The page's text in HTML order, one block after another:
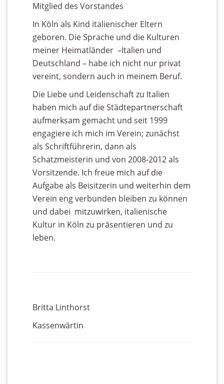
Mitglied des Vorstandes
In Köln als Kind italienischer Eltern
geboren. Die Sprache und die Kulturen
meiner Heimatländer –Italien und
Deutschland – habe ich nicht nur privat
vereint, sondern auch in meinem Beruf.
Die Liebe und Leidenschaft zu Italien
haben mich auf die Städtepartnerschaft
aufmerksam gemacht und seit 1999
engagiere ich mich im Verein; zunächst
als Schriftführerin, dann als
Schatzmeisterin und von 2008-2012 als
Vorsitzende. Ich freue mich auf die
Aufgabe als Beisitzerin und weiterhin dem
Verein eng verbunden bleiben zu können
und dabei mitzuwirken, italienische
Kultur in Köln zu präsentieren und zu
leben.
Britta Linthorst
Kassenwärtin